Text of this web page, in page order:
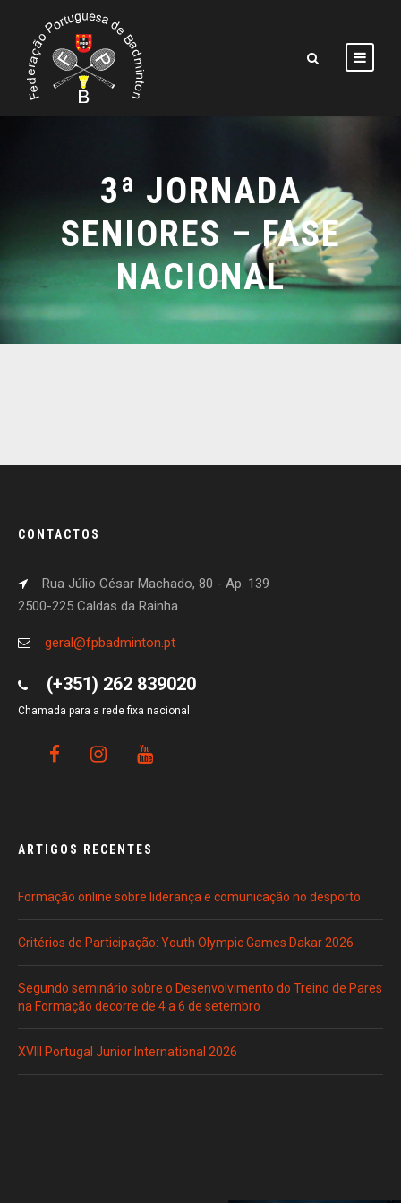
3ª JORNADA
SENIORES – FASE
NACIONAL
CONTACTOS
Rua Júlio César Machado, 80 - Ap. 139
2500-225 Caldas da Rainha
geral@fpbadminton.pt
(+351) 262 839020
Chamada para a rede fixa nacional
ARTIGOS RECENTES
Formação online sobre liderança e comunicação no desporto
Critérios de Participação: Youth Olympic Games Dakar 2026
Segundo seminário sobre o Desenvolvimento do Treino de Pares
na Formação decorre de 4 a 6 de setembro
XVIII Portugal Junior International 2026